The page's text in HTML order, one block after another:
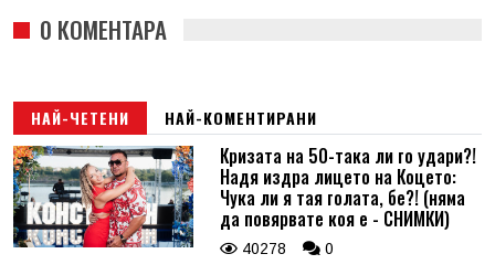
0 КОМЕНТАРА
НАЙ-ЧЕТЕНИ НАЙ-КОМЕНТИРАНИ
Кризата на 50-така ли го удари?!
Надя издра лицето на Коцето:
Чука ли я тая голата, бе?! (няма
да повярвате коя е - СНИМКИ)
40278 0